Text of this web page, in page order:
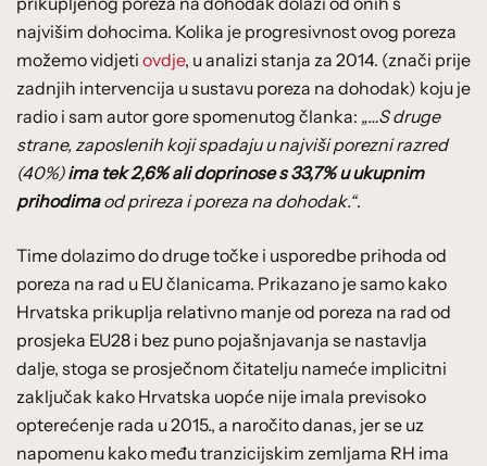
najvišim dohocima. Kolika je progresivnost ovog poreza
možemo vidjeti ovdje, u analizi stanja za 2014. (znači prije
zadnjih intervencija u sustavu poreza na dohodak) koju je
radio i sam autor gore spomenutog članka: „…S druge
strane, zaposlenih koji spadaju u najviši porezni razred
(40%)ima tek 2,6% ali doprinose s 33,7% u ukupnim
prihodimaod prireza i poreza na dohodak.“.
Time dolazimo do druge točke i usporedbe prihoda od
poreza na rad u EU članicama. Prikazano je samo kako
Hrvatska prikuplja relativno manje od poreza na rad od
prosjeka EU28 i bez puno pojašnjavanja se nastavlja
dalje, stoga se prosječnom čitatelju nameće implicitni
zaključak kako Hrvatska uopće nije imala previsoko
opterećenje rada u 2015., a naročito danas, jer se uz
napomenu kako među tranzicijskim zemljama RH ima